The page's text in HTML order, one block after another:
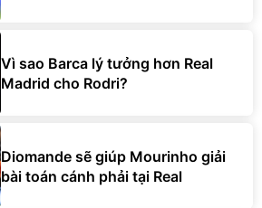
Vì sao Barca lý tưởng hơn Real
Madrid cho Rodri?
Diomande sẽ giúp Mourinho giải
bài toán cánh phải tại Real